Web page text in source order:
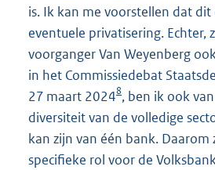
is. Ik kan me voorstellen dat
eventuele privatisering. Echter,
voorganger Van Weyenberg
in het Commissiedebat
27 maart 20248, ben ik ook
diversiteit van de volledige
kan zijn van één bank. Daarom
specifieke rol voor de